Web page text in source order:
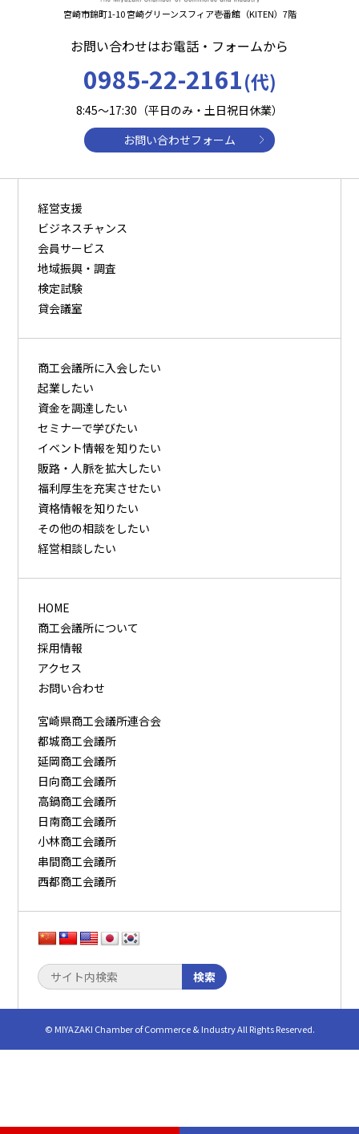
宮崎市錦町1-10 宮崎グリーンスフィア壱番館（KITEN）7階
お問い合わせはお電話・フォームから
0985-22-2161(代)
8:45～17:30（平日のみ・土日祝日休業）
お問い合わせフォーム
経営支援
ビジネスチャンス
会員サービス
地域振興・調査
検定試験
貸会議室
商⼯会議所に⼊会したい
起業したい
資⾦を調達したい
セミナーで学びたい
イベント情報を知りたい
販路・⼈脈を拡⼤したい
福利厚⽣を充実させたい
資格情報を知りたい
その他の相談をしたい
経営相談したい
HOME
商工会議所について
採用情報
アクセス
お問い合わせ
宮崎県商工会議所連合会
都城商工会議所
延岡商工会議所
日向商工会議所
高鍋商工会議所
日南商工会議所
小林商工会議所
串間商工会議所
西都商工会議所
検索
© MIYAZAKI Chamber of Commerce & Industry All Rights Reserved.